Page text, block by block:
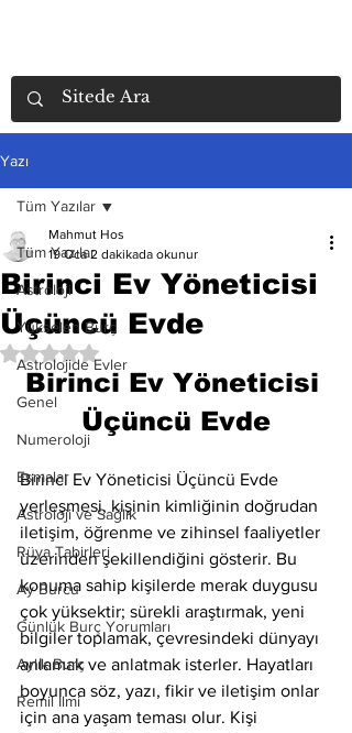
Yazı
Tüm Yazılar
Astroloji
Yükselen Burç
Astrolojide Evler
Genel
Numeroloji
Esmalar
Astroloji ve Sağlık
Rüya Tabirleri
Ay Burcu
Günlük Burç Yorumları
Aylık Burç
Remil İlmi
Tüm Yazılar
Birinci Ev Yöneticisi
Üçüncü Evde
Mahmut Hos
19 Oca 2 dakikada okunur
5 üzerinden NaN yıldız
Birinci Ev Yöneticisi
Üçüncü Evde
Birinci Ev Yöneticisi Üçüncü Evde
yerleşmesi, kişinin kimliğinin doğrudan
iletişim, öğrenme ve zihinsel faaliyetler
üzerinden şekillendiğini gösterir. Bu
konuma sahip kişilerde merak duygusu
çok yüksektir; sürekli araştırmak, yeni
bilgiler toplamak, çevresindeki dünyayı
anlamak ve anlatmak isterler. Hayatları
boyunca söz, yazı, fikir ve iletişim onlar
için ana yaşam teması olur. Kişi